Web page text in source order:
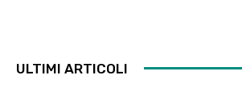
ULTIMI ARTICOLI